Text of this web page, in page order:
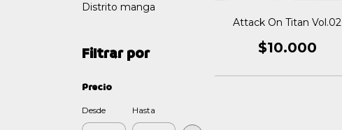
Distrito manga
Filtrar por
Precio
Desde Hasta
Attack On Titan Vol.02
$10.000